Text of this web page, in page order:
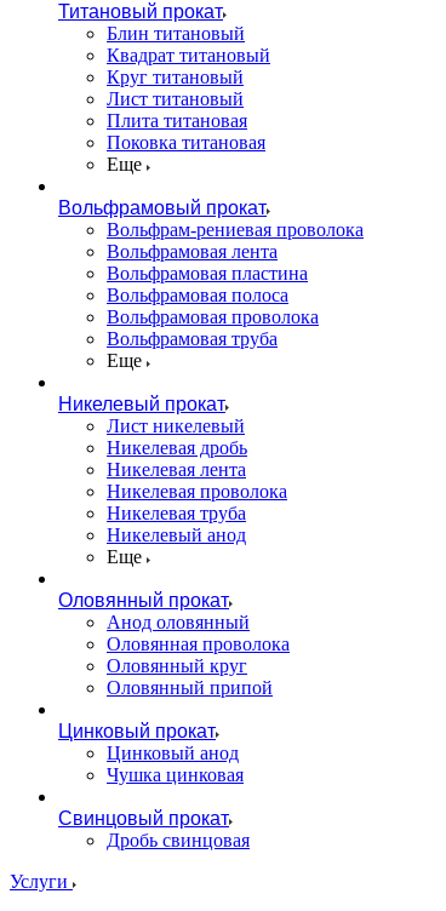
Титановый прокат
Блин титановый
Квадрат титановый
Круг титановый
Лист титановый
Плита титановая
Поковка титановая
Еще
Вольфрамовый прокат
Вольфрам-рениевая проволока
Вольфрамовая лента
Вольфрамовая пластина
Вольфрамовая полоса
Вольфрамовая проволока
Вольфрамовая труба
Еще
Никелевый прокат
Лист никелевый
Никелевая дробь
Никелевая лента
Никелевая проволока
Никелевая труба
Никелевый анод
Еще
Оловянный прокат
Анод оловянный
Оловянная проволока
Оловянный круг
Оловянный припой
Цинковый прокат
Цинковый анод
Чушка цинковая
Свинцовый прокат
Дробь свинцовая
Услуги